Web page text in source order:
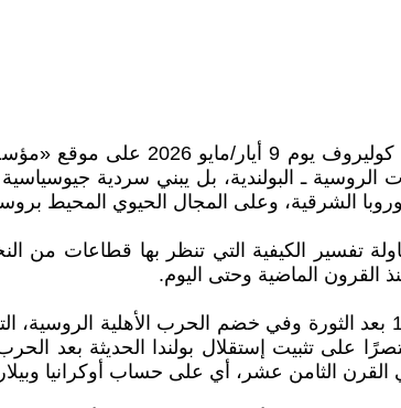
في مقال مطوّل نشره الكاتب
الروسية ـ البولندية، بل يبني سردية
الشرقية، وعلى المجال الحيوي المحيط
تفسير الكيفية التي تنظر بها قطاعات من
القرون الماضية وحتى اليوم.
ينطلق كوليروف من الحرب البولندية ـ السوفياتية عام 1920 بعد
تثبيت إستقلال بولندا الحديثة بعد الحرب
القرن الثامن عشر، أي على حساب أوكرانيا